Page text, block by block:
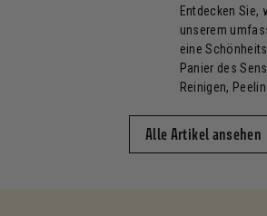
Entdecken Sie,
unserem
eine
Panier des
Reinigen,
Alle Artikel ansehen